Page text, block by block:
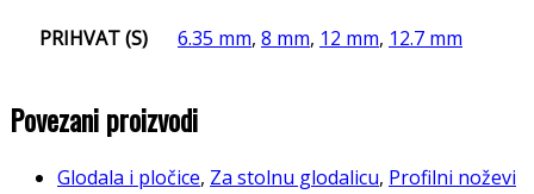
PRIHVAT (S) 6.35 mm, 8 mm, 12 mm, 12.7 mm
Povezani proizvodi
Glodala i pločice, Za stolnu glodalicu, Profilni noževi